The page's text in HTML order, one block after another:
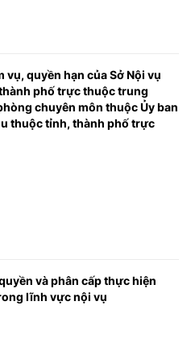
quyền hạn của Sở Nội vụ
phố trực thuộc trung
chuyên môn thuộc Ủy ban
thuộc tỉnh, thành phố trực
và phân cấp thực hiện
lĩnh vực nội vụ